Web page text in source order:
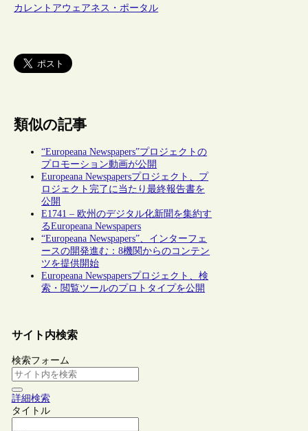
カレントアウェアネス・ポータル
類似の記事
“Europeana Newspapers”プロジェクトの
プロモーション動画が公開
Europeana Newspapersプロジェクト、プ
ロジェクト完了に当たり最終報告書を
公開
E1741 – 欧州のデジタル化新聞を集約す
るEuropeana Newspapers
“Europeana Newspapers”、インターフェ
ースの開発進む：8機関からのコンテン
ツを提供開始
Europeana Newspapersプロジェクト、検
索・閲覧ツールのプロトタイプを公開
サイト内検索
検索フォーム
詳細検索
タイトル